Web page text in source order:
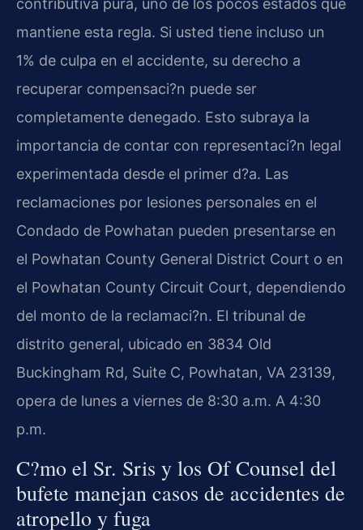
contributiva pura, uno de los pocos estados que
mantiene esta regla. Si usted tiene incluso un
1% de culpa en el accidente, su derecho a
recuperar compensaci?n puede ser
completamente denegado. Esto subraya la
importancia de contar con representaci?n legal
experimentada desde el primer d?a. Las
reclamaciones por lesiones personales en el
Condado de Powhatan pueden presentarse en
el Powhatan County General District Court o en
el Powhatan County Circuit Court, dependiendo
del monto de la reclamaci?n. El tribunal de
distrito general, ubicado en 3834 Old
Buckingham Rd, Suite C, Powhatan, VA 23139,
opera de lunes a viernes de 8:30 a.m. A 4:30
p.m.
C?mo el Sr. Sris y los Of Counsel del
bufete manejan casos de accidentes de
atropello y fuga